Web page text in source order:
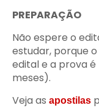
PREPARAÇÃO
Não espere o
estudar, porque
edital e a prova
meses).
Veja as apostilas